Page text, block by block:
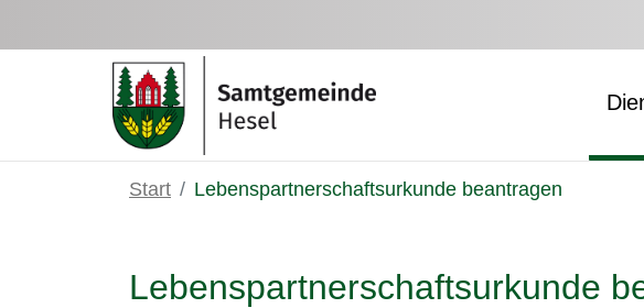
Start Lebenspartnerschaftsurkunde beantragen
Lebenspartnerschaftsurkunde